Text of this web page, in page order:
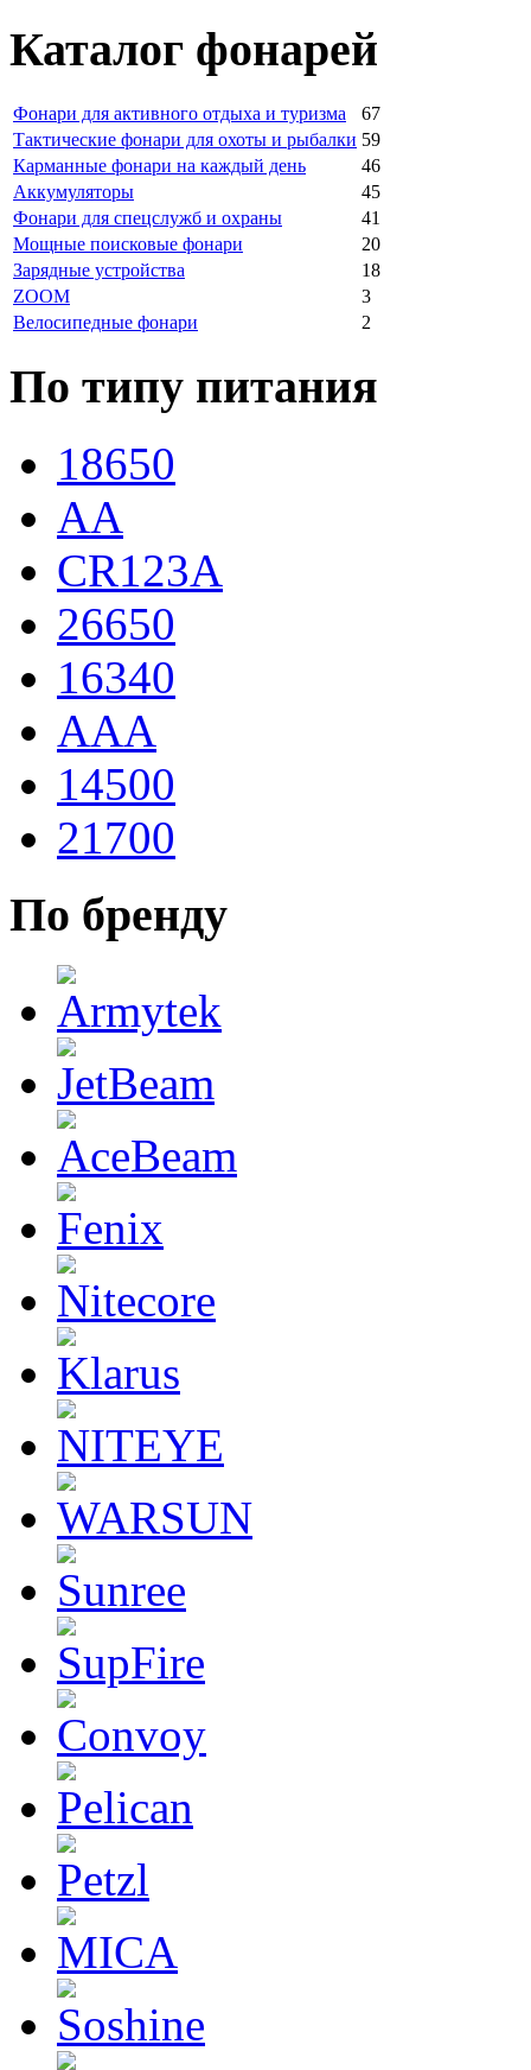
Каталог фонарей
Фонари для активного отдыха и туризма
67
Тактические фонари для охоты и рыбалки 59
Карманные фонари на каждый день
46
Аккумуляторы
45
Фонари для спецслужб и охраны
41
Мощные поисковые фонари
20
Зарядные устройства
18
ZOOM
3
Велосипедные фонари
2
По типу питания
18650
AA
CR123A
26650
16340
AAA
14500
21700
По бренду